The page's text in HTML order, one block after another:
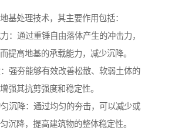
基处理技术，其主要作用包括：
：通过重锤自由落体产生的冲击力，
提高地基的承载能力，减少沉降。
强夯能够有效改善松散、软弱土体的
强其抗剪强度和稳定性。
沉降：通过均匀的夯击，可以减少或
沉降，提高建筑物的整体稳定性。